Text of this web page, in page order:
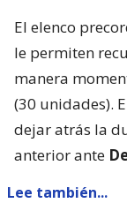
El elenco
le permiten
manera
(30 unidades).
dejar atrás la
anterior ante
Lee también...